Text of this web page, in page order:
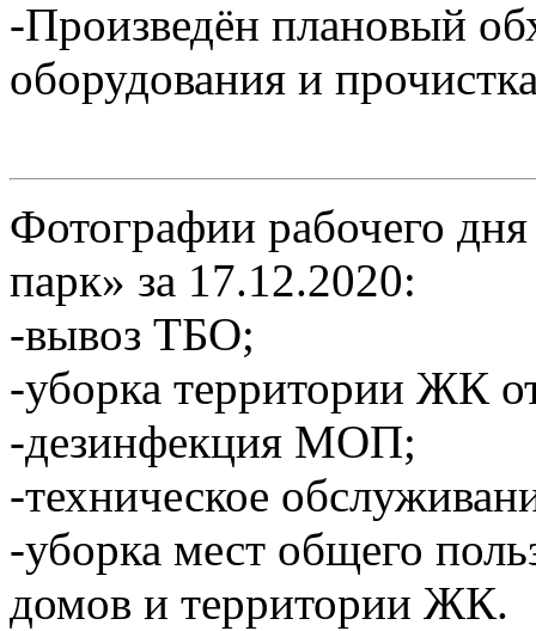
-Произведён плановый
оборудования и
Фотографии рабочего
парк» за 17.12.2020:
-вывоз ТБО;
-уборка территории ЖК
-дезинфекция МОП;
-техническое
-уборка мест общего
домов и территории ЖК.